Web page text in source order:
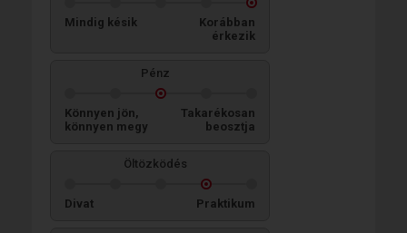
Mindig késik
Korábban
érkezik
Pénz
Könnyen jön,
könnyen megy
Takarékosan
beosztja
Öltözködés
Divat Praktikum